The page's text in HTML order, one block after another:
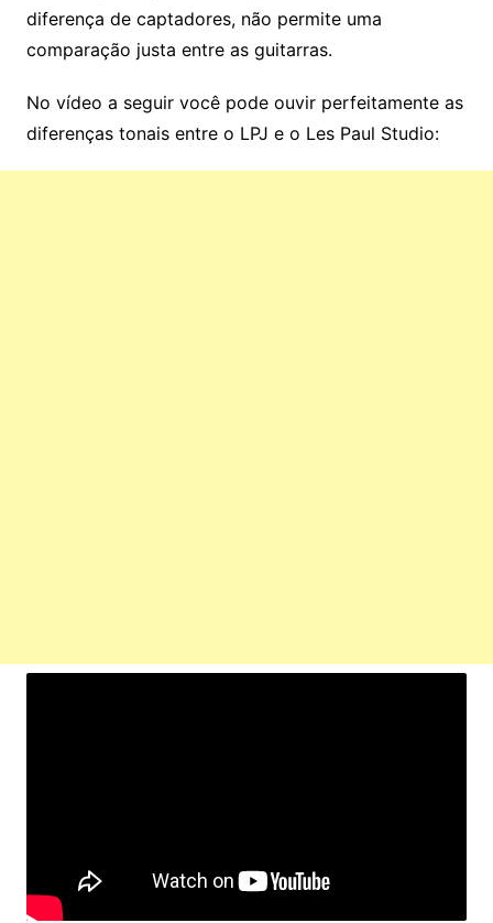
diferença de captadores, não permite uma
comparação justa entre as guitarras.
No vídeo a seguir você pode ouvir perfeitamente as
diferenças tonais entre o LPJ e o Les Paul Studio: